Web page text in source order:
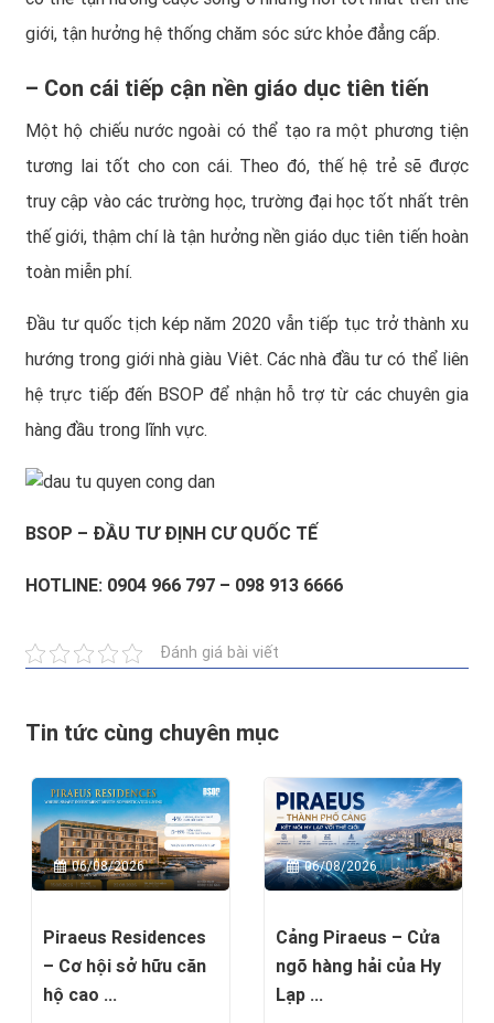
giới, tận hưởng hệ thống chăm sóc sức khỏe đẳng cấp.
– Con cái tiếp cận nền giáo dục tiên tiến
Một hộ chiếu nước ngoài có thể tạo ra một phương tiện
tương lai tốt cho con cái. Theo đó, thế hệ trẻ sẽ được
truy cập vào các trường học, trường đại học tốt nhất trên
thế giới, thậm chí là tận hưởng nền giáo dục tiên tiến hoàn
toàn miễn phí.
Đầu tư quốc tịch kép năm 2020 vẫn tiếp tục trở thành xu
hướng trong giới nhà giàu Viêt. Các nhà đầu tư có thể liên
hệ trực tiếp đến BSOP để nhận hỗ trợ từ các chuyên gia
hàng đầu trong lĩnh vực.
BSOP – ĐẦU TƯ ĐỊNH CƯ QUỐC TẾ
HOTLINE: 0904 966 797 – 098 913 6666
Đánh giá bài viết
Tin tức cùng chuyên mục
06/08/2026
Piraeus Residences
– Cơ hội sở hữu căn
hộ cao ...
06/08/2026
Cảng Piraeus – Cửa
ngõ hàng hải của Hy
Lạp ...